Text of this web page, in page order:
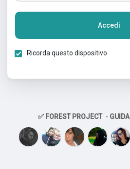
Accedi
Ricorda questo dispositivo
✅ FOREST PROJECT - GUIDA